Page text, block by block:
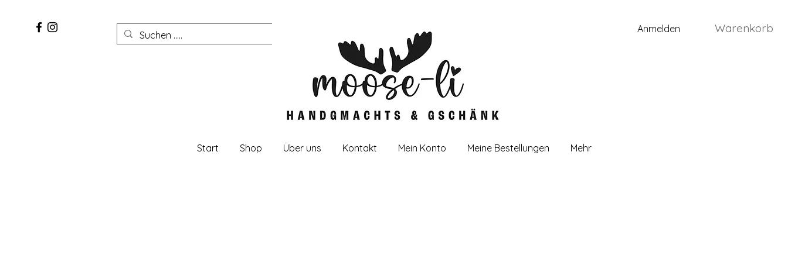
Warenkorb
Anmelden
Start Shop Über uns Kontakt Mein Konto Meine Bestellungen Mehr